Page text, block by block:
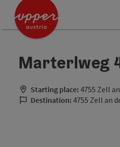
Accesskey
Accesskey
Marterlweg
Starting place: 4755 Zell
Destination: 4755 Zell an